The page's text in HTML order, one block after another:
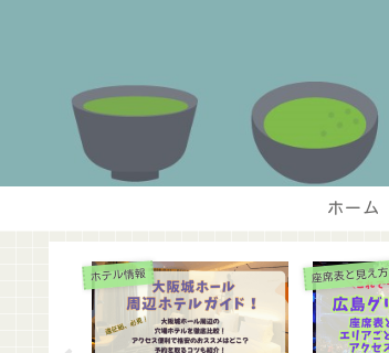
ホーム
ホテル情報 座席表と見え方